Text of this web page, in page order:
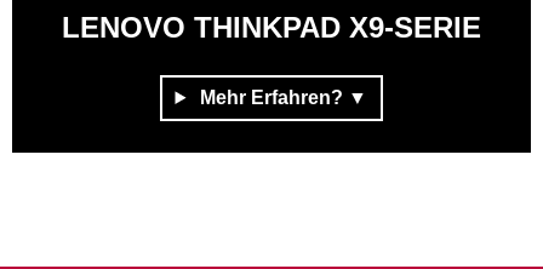
LENOVO THINKPAD X9-SERIE